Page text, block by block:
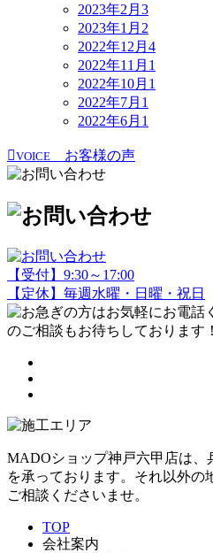
2023年2月 3
2023年1月 2
2022年12月 4
2022年11月 1
2022年10月 1
2022年7月 1
2022年6月 1
VOICE お客様の声
【受付】9:30～17:00
【定休】毎週水曜・日曜・祝日
MADOショップ神戸六甲店は、
を承っております。それ以外の
ご相談くださいませ。
TOP
会社案内